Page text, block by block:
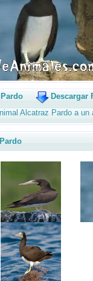
Descargar
Alcatraz Pardo a un